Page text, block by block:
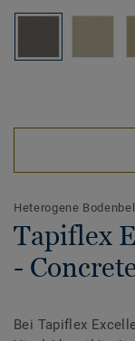
Heterogene
Tapiflex
-
Bei Tapiflex